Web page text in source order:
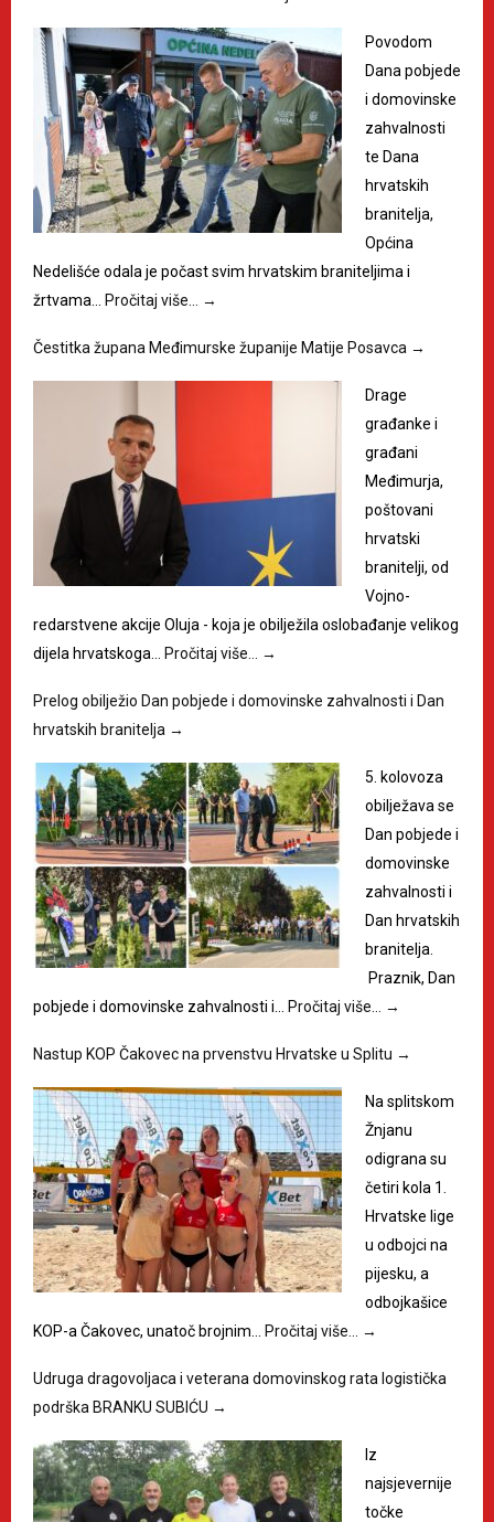
Povodom
Dana pobjede
i domovinske
zahvalnosti
te Dana
hrvatskih
branitelja,
Općina
Nedelišće odala je počast svim hrvatskim braniteljima i
žrtvama… Pročitaj više… →
Čestitka župana Međimurske županije Matije Posavca →
Drage
građanke i
građani
Međimurja,
poštovani
hrvatski
branitelji, od
Vojno-
redarstvene akcije Oluja - koja je obilježila oslobađanje velikog
dijela hrvatskoga… Pročitaj više… →
Prelog obilježio Dan pobjede i domovinske zahvalnosti i Dan
hrvatskih branitelja →
5. kolovoza
obilježava se
Dan pobjede i
domovinske
zahvalnosti i
Dan hrvatskih
branitelja.
Praznik, Dan
pobjede i domovinske zahvalnosti i… Pročitaj više… →
Nastup KOP Čakovec na prvenstvu Hrvatske u Splitu →
Na splitskom
Žnjanu
odigrana su
četiri kola 1.
Hrvatske lige
u odbojci na
pijesku, a
odbojkašice
KOP-a Čakovec, unatoč brojnim… Pročitaj više… →
Udruga dragovoljaca i veterana domovinskog rata logistička
podrška BRANKU SUBIĆU →
Iz
najsjevernije
točke